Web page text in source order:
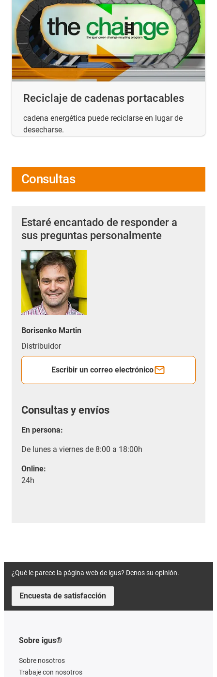
Reciclaje de cadenas portacables
cadena energética puede reciclarse en lugar de
desecharse.
Consultas
Estaré encantado de responder a
sus preguntas personalmente
Borisenko Martin
Distribuidor
Escribir un correo electrónico
Consultas y envíos
En persona:
De lunes a viernes de 8:00 a 18:00h
Online:
24h
¿Qué le parece la página web de igus? Denos su opinión.
Encuesta de satisfacción
Sobre igus®
Sobre nosotros
Trabaje con nosotros